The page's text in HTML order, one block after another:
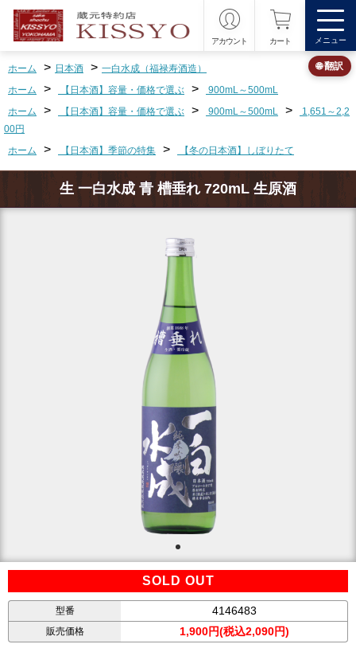
アカウント カート メニュー
ホーム > 日本酒 > 一白水成（福禄寿酒造）
ホーム
> 【日本酒】容量・価格で選ぶ >
900mL～500mL
ホーム
> 【日本酒】容量・価格で選ぶ > 900mL～500mL >
1,651～2,2
00円
ホーム
> 【日本酒】季節の特集 > 【冬の日本酒】しぼりたて
生 一白水成 青 槽垂れ 720mL 生原酒
SOLD OUT
型番 4146483
販売価格 1,900円(税込2,090円)
🌐 翻訳